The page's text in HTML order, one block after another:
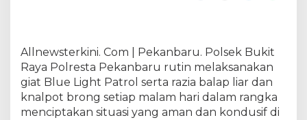
o
t
o
r
D
Allnewsterkini. Com | Pekanbaru. Polsek Bukit
Raya Polresta Pekanbaru rutin melaksanakan
giat Blue Light Patrol serta razia balap liar dan
knalpot brong setiap malam hari dalam rangka
menciptakan situasi yang aman dan kondusif di